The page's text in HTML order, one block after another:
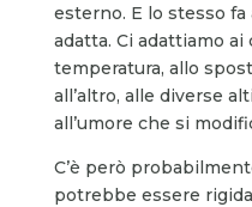
esterno. E lo stesso
adatta. Ci adattiamo
temperatura, allo
all’altro, alle diverse
all’umore che si
C’è però
potrebbe essere